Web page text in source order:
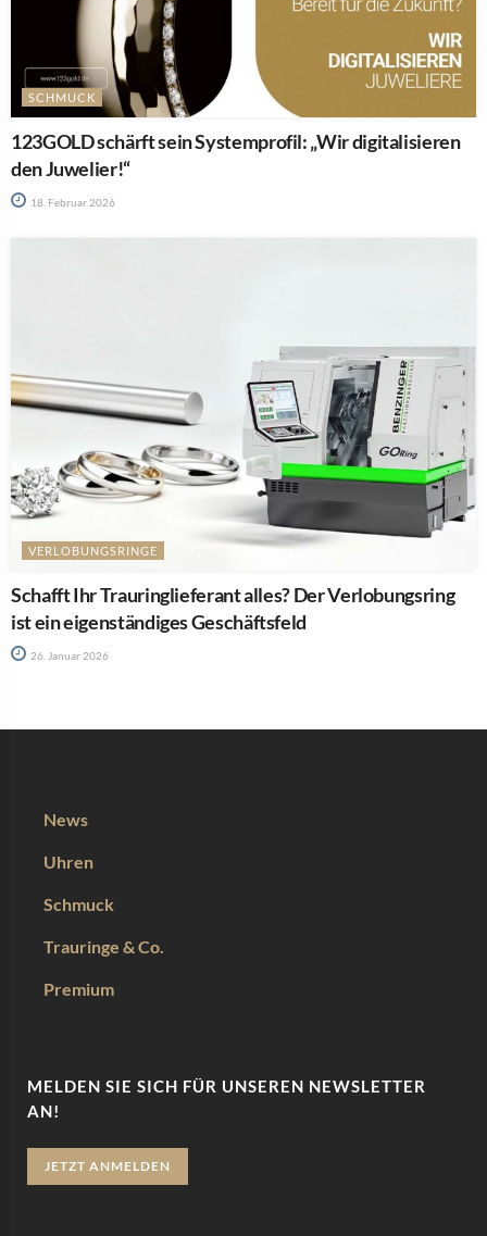
SCHMUCK
123GOLD schärft sein Systemprofil: „Wir digitalisieren
den Juwelier!“
18. Februar 2026
VERLOBUNGSRINGE
Schafft Ihr Trauringlieferant alles? Der Verlobungsring
ist ein eigenständiges Geschäftsfeld
26. Januar 2026
News
Uhren
Schmuck
Trauringe & Co.
Premium
MELDEN SIE SICH FÜR UNSEREN NEWSLETTER
AN!
JETZT ANMELDEN